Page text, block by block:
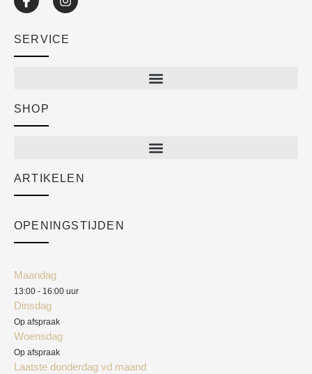
SERVICE
Academy
SHOP
ARTIKELEN
OPENINGSTIJDEN
Maandag
13:00 - 16:00 uur
Dinsdag
Op afspraak
Woensdag
Op afspraak
Laatste donderdag vd maand